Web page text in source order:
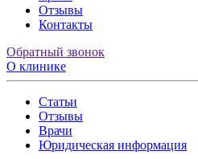
Отзывы
Контакты
Обратный звонок
О клинике
Статьи
Отзывы
Врачи
Юридическая информация